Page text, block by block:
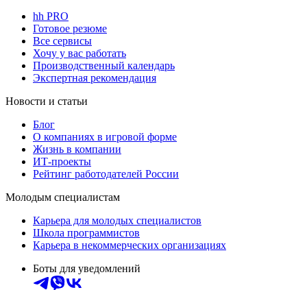
hh PRO
Готовое резюме
Все сервисы
Хочу у вас работать
Производственный календарь
Экспертная рекомендация
Новости и статьи
Блог
О компаниях в игровой форме
Жизнь в компании
ИТ-проекты
Рейтинг работодателей России
Молодым специалистам
Карьера для молодых специалистов
Школа программистов
Карьера в некоммерческих организациях
Боты для уведомлений